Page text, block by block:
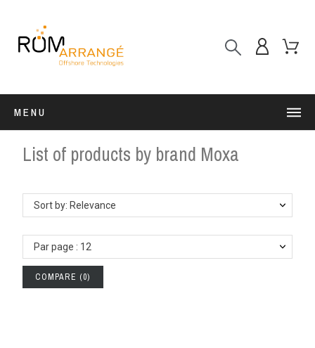
MENU
List of products by brand Moxa
Sort by: Relevance
COMPARE (0)
Par page : 12